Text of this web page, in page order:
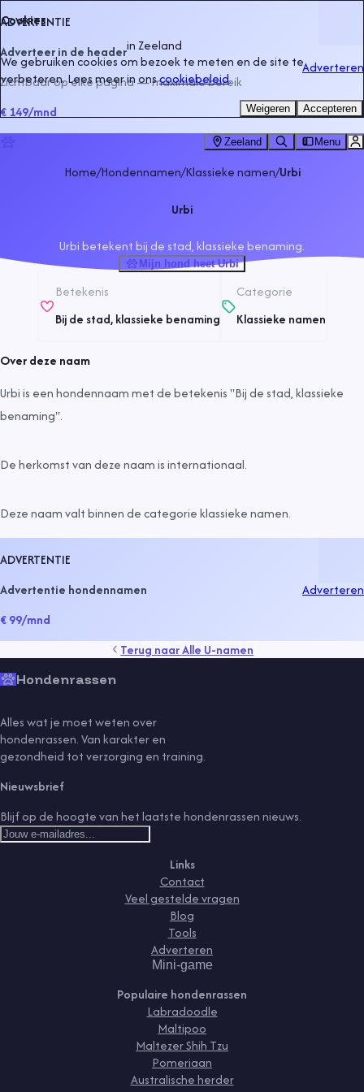
ADVERTENTIE
Adverteer in de headerinZeeland
Zichtbaar op elke pagina — maximale bereik
€ 149/mnd
Adverteren
Zeeland Menu
Home/Hondennamen/Klassieke namen/Urbi
Urbi
Urbi betekent bij de stad, klassieke benaming.
Mijn hond heet Urbi
Betekenis
Bij de stad, klassieke benaming
Categorie
Klassieke namen
Over deze naam
Urbi is een hondennaam met de betekenis "Bij de stad, klassieke
benaming".
De herkomst van deze naam isinternationaal.
Deze naam valt binnen de categorieklassieke namen.
ADVERTENTIE
Advertentie hondennamen
€ 99/mnd
Adverteren
Terug naarAlle U-namen
Hondenrassen
Alles wat je moet weten over
hondenrassen. Van karakter en
gezondheid tot verzorging en training.
Nieuwsbrief
Blijf op de hoogte van het laatste hondenrassen nieuws.
Links
Contact
Veel gestelde vragen
Blog
Tools
Adverteren
Mini-game
Populaire hondenrassen
Labradoodle
Maltipoo
Maltezer Shih Tzu
Pomeriaan
Australische herder
Cookies
We gebruiken cookies om bezoek te meten en de site te
verbeteren. Lees meer in onscookiebeleid.
Weigeren Accepteren